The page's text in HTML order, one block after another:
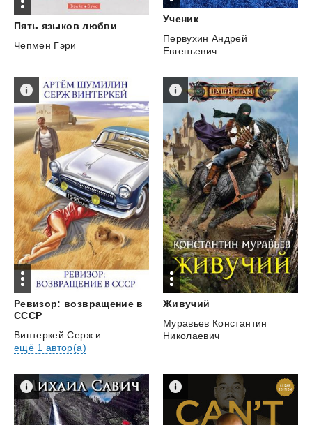
Пять языков любви
Чепмен Гэри
Ученик
Первухин Андрей
Евгеньевич
Ревизор: возвращение в
СССР
Винтеркей Сержи
ещё 1 автор(а)
Живучий
Муравьев Константин
Николаевич